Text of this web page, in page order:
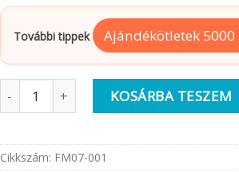
További tippek Ajándékötletek 5000
Makedo Csináld magad | Repülőkészítő
KOSÁRBA TESZEM
Cikkszám: FM07-001